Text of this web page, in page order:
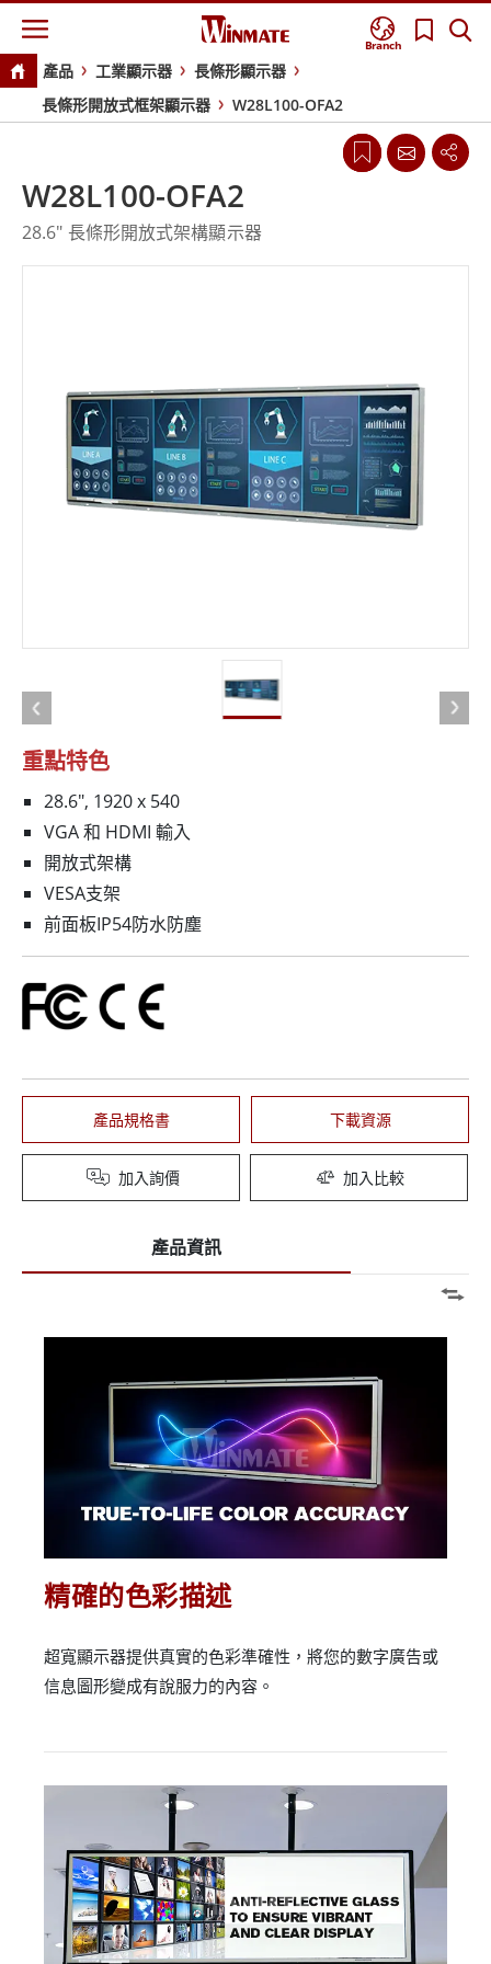
Branch
產品 工業顯示器
長條形顯示器
長條形開放式框架顯示器
W28L100-OFA2
重點特色
28.6", 1920 x 540
VGA 和 HDMI 輸入
開放式架構
VESA支架
前面板IP54防水防塵
產品規格書 下載資源
加入詢價 加入比較
W28L100-OFA2
28.6" 長條形開放式架構顯示器
產品資訊
精確的色彩描述
超寬顯示器提供真實的色彩準確性，將您的數字廣告或
信息圖形變成有說服力的內容。